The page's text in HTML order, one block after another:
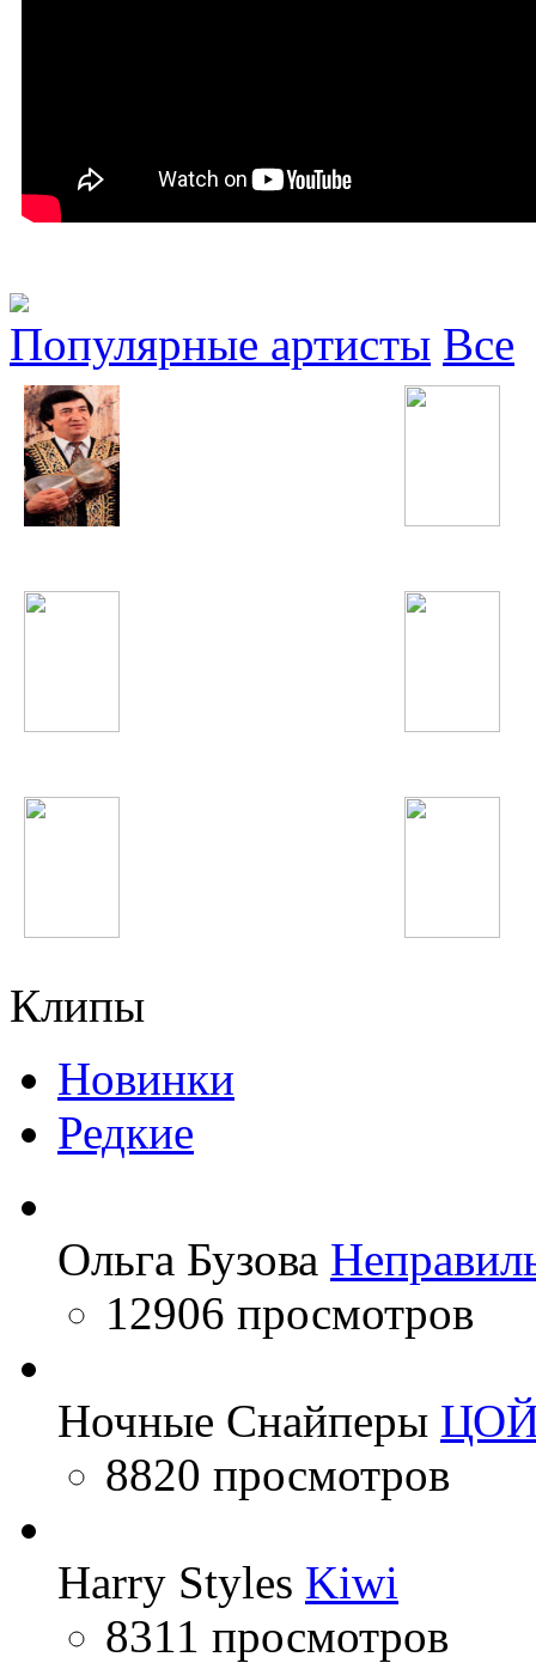
Популярные артисты Все
Клипы
Новинки
Редкие
Ольга Бузова
12906 просмотров
Ночные Снайперы
8820 просмотров
Harry Styles Kiwi
8311 просмотров